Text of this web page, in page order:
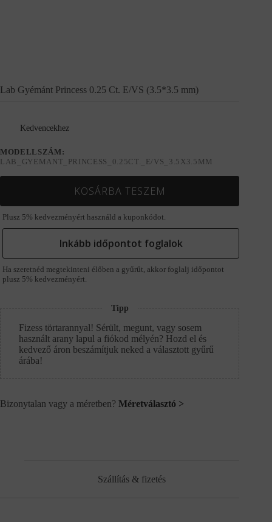
Lab Gyémánt Princess 0.25 Ct. E/VS (3.5*3.5 mm)
MODELLSZÁM:
LAB_GYEMANT_PRINCESS_0.25CT._E/VS_3.5X3.5MM
Kedvencekhez
KOSÁRBA TESZEM
Plusz 5% kedvezményért használd a kuponkódot.
Inkább időpontot foglalok
Ha szeretnéd megtekinteni élőben a gyűrűt, akkor foglalj időpontot
plusz 5% kedvezményért.
Tipp
Fizess törtarannyal! Sérült, megunt, vagy sosem
használt arany lapul a fiókod mélyén? Hozd el és
kedvező áron beszámítjuk neked a választott gyűrű
árába!
Bizonytalan vagy a méretben? Méretválasztó >
Szállítás & fizetés